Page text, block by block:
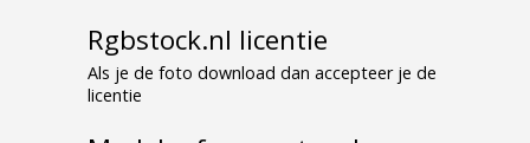
Rgbstock.nl licentie
Als je de foto download dan accepteer je de
licentie